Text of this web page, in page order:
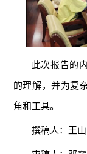
此次报告的
的理解，并为复
角和工具。
撰稿人：王山